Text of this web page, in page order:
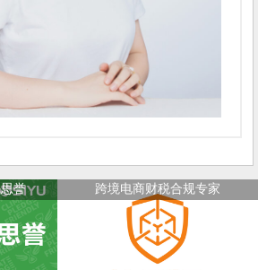
誉 跨境电商财税合规专家